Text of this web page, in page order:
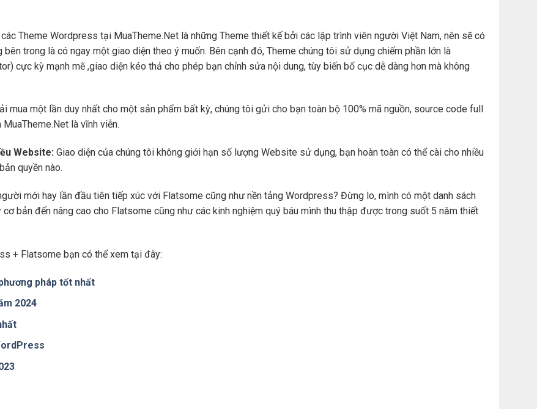
Theme Wordpress tại MuaTheme.Net là những Theme thiết kế bởi các lập trình viên người Việt Nam, nên sẽ có
trong là có ngay một giao diện theo ý muốn. Bên cạnh đó, Theme chúng tôi sử dụng chiếm phần lớn là
cực kỳ mạnh mẽ ,giao diện kéo thả cho phép bạn chỉnh sửa nội dung, tùy biến bố cục dễ dàng hơn mà không
mua một lần duy nhất cho một sản phẩm bất kỳ, chúng tôi gửi cho bạn toàn bộ 100% mã nguồn, source code full
là vĩnh viễn.
Website: Giao diện của chúng tôi không giới hạn số lượng Website sử dụng, bạn hoàn toàn có thể cài cho nhiều
quyền nào.
mới hay lần đầu tiên tiếp xúc với Flatsome cũng như nền tảng Wordpress? Đừng lo, mình có một danh sách
bản đến nâng cao cho Flatsome cũng như các kinh nghiệm quý báu mình thu thập được trong suốt 5 năm thiết
+ Flatsome bạn có thể xem tại đây:
pháp tốt nhất
2024